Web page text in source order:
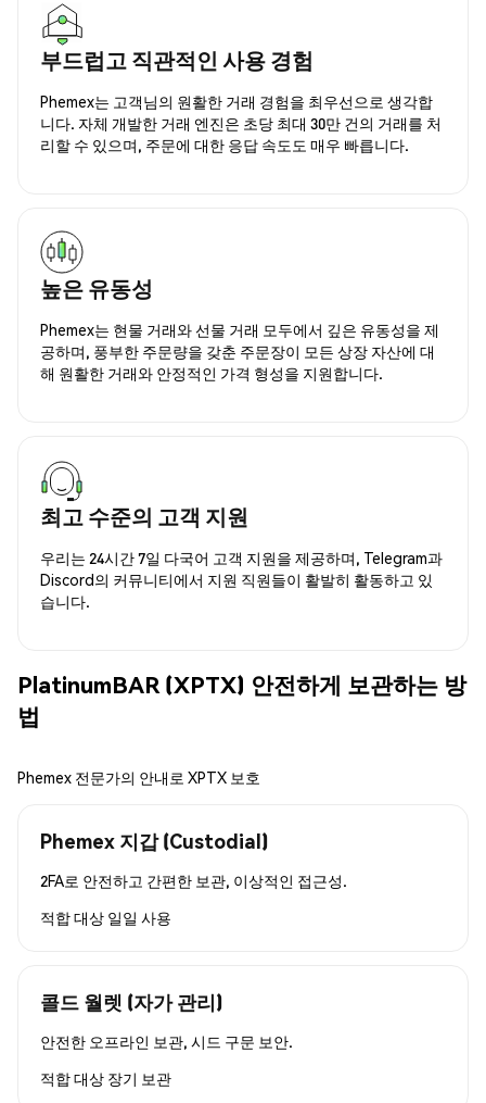
부드럽고 직관적인 사용 경험
Phemex는 고객님의 원활한 거래 경험을 최우선으로 생각합
니다. 자체 개발한 거래 엔진은 초당 최대 30만 건의 거래를 처
리할 수 있으며, 주문에 대한 응답 속도도 매우 빠릅니다.
높은 유동성
Phemex는 현물 거래와 선물 거래 모두에서 깊은 유동성을 제
공하며, 풍부한 주문량을 갖춘 주문장이 모든 상장 자산에 대
해 원활한 거래와 안정적인 가격 형성을 지원합니다.
최고 수준의 고객 지원
우리는 24시간 7일 다국어 고객 지원을 제공하며, Telegram과
Discord의 커뮤니티에서 지원 직원들이 활발히 활동하고 있
습니다.
PlatinumBAR (XPTX) 안전하게 보관하는 방
법
Phemex 전문가의 안내로 XPTX 보호
Phemex 지갑 (Custodial)
2FA로 안전하고 간편한 보관, 이상적인 접근성.
적합 대상 일일 사용
콜드 월렛 (자가 관리)
안전한 오프라인 보관, 시드 구문 보안.
적합 대상 장기 보관